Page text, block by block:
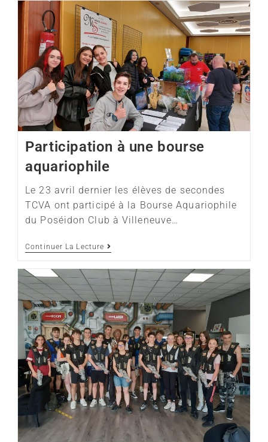
Participation à une bourse
aquariophile
Le 23 avril dernier les élèves de secondes
TCVA ont participé à la Bourse Aquariophile
du Poséidon Club à Villeneuve…
Continuer La Lecture